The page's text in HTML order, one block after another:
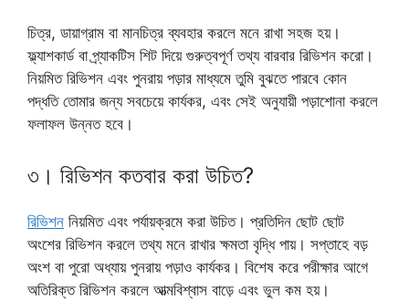
চিত্র, ডায়াগ্রাম বা মানচিত্র ব্যবহার করলে মনে রাখা সহজ হয়।
ফ্ল্যাশকার্ড বা প্র্যাকটিস শিট দিয়ে গুরুত্বপূর্ণ তথ্য বারবার রিভিশন করো।
নিয়মিত রিভিশন এবং পুনরায় পড়ার মাধ্যমে তুমি বুঝতে পারবে কোন
পদ্ধতি তোমার জন্য সবচেয়ে কার্যকর, এবং সেই অনুযায়ী পড়াশোনা করলে
ফলাফল উন্নত হবে।
৩। রিভিশন কতবার করা উচিত?
রিভিশন নিয়মিত এবং পর্যায়ক্রমে করা উচিত। প্রতিদিন ছোট ছোট
অংশের রিভিশন করলে তথ্য মনে রাখার ক্ষমতা বৃদ্ধি পায়। সপ্তাহে বড়
অংশ বা পুরো অধ্যায় পুনরায় পড়াও কার্যকর। বিশেষ করে পরীক্ষার আগে
অতিরিক্ত রিভিশন করলে আত্মবিশ্বাস বাড়ে এবং ভুল কম হয়।